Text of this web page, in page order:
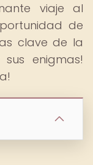
viaje al
de
clave de la
enigmas!